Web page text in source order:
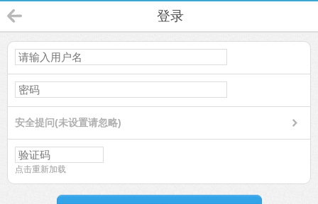
登录
安全提问(未设置请忽略)
点击重新加载